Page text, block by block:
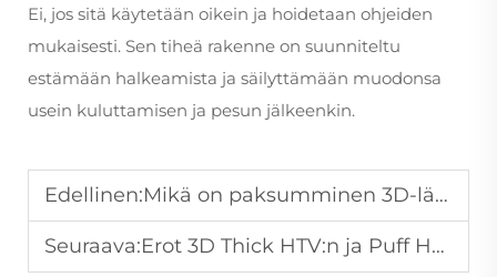
Ei, jos sitä käytetään oikein ja hoidetaan ohjeiden
mukaisesti. Sen tiheä rakenne on suunniteltu
estämään halkeamista ja säilyttämään muodonsa
usein kuluttamisen ja pesun jälkeenkin.
Edellinen:Mikä on paksumminen 3D-lämmönsiirtokalvo?
Seuraava:Erot 3D Thick HTV:n ja Puff HTV:n välillä